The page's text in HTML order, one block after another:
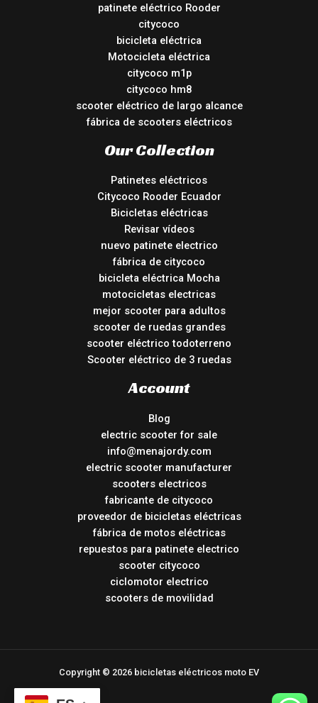
patinete eléctrico Rooder
citycoco
bicicleta eléctrica
Motocicleta eléctrica
citycoco m1p
citycoco hm8
scooter eléctrico de largo alcance
fábrica de scooters eléctricos
Our Collection
Patinetes eléctricos
Citycoco Rooder Ecuador
Bicicletas eléctricas
Revisar vídeos
nuevo patinete electrico
fábrica de citycoco
bicicleta eléctrica Mocha
motocicletas electricas
mejor scooter para adultos
scooter de ruedas grandes
scooter eléctrico todoterreno
Scooter eléctrico de 3 ruedas
Account
Blog
electric scooter for sale
info@menajordy.com
electric scooter manufacturer
scooters electricos
fabricante de citycoco
proveedor de bicicletas eléctricas
fábrica de motos eléctricas
repuestos para patinete electrico
scooter citycoco
ciclomotor electrico
scooters de movilidad
Copyright © 2026 bicicletas eléctricos moto EV